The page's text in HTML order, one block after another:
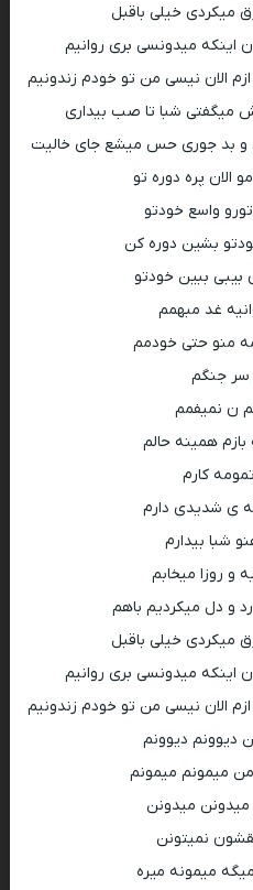
میکردی خیلی باقبل
میدونسی بری روانیم
الان نیسی من تو خودم زندونیم
میگفتی شبا تا صب بیداری
و بد جوری حس میشع جای خالیت
الان پره دوره تو
واسع خودتو
بشین دوره کن
بیبی ببین خودتو
غد مبهمم
منو حتی خودمم
سر جنگم
ن نمیفمم
همینه حالم
کارم
ی شدیدی دارم
شبا بیدارم
و روزا میخابم
و دل میکردیم باهم
میکردی خیلی باقبل
میدونسی بری روانیم
الان نیسی من تو خودم زندونیم
دیوونم دیوونم
من میمونم میمونم
میدونن میدونن
نمیتونن
میمونه میره